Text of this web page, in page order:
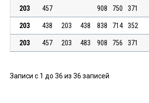
203 457 908 750 371
203 438 203 438 838 714 352
203 457 203 483 908 756 371
Записи с 1 до 36 из 36 записей